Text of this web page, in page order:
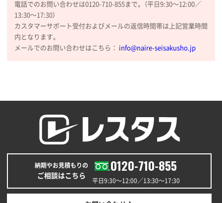
電話でのお問い合わせは0120-710-855まで。（平日9:30〜12:00／
13:30〜17:30）
カスタマーサポート受付およびメールの返信時間帯は上記営業時間
内となります。
メールでのお問い合わせはこちら： info@naire-seisakusho.jp
納期やお見積もりの
ご相談はこちら
0120-710-855
平日9:30〜12:00／13:30〜17:30